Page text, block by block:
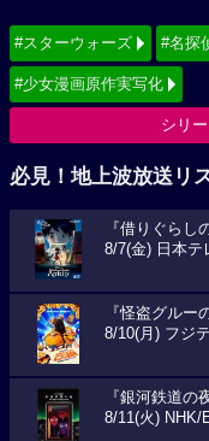
#スターウォーズ #名探
#少女漫画原作実写化
シリ
必見！地上波放送リ
『借りぐらし
8/7(金) 日本テ
『怪盗グルー
8/10(月) フジ
『銀河鉄道の
8/11(火) NHK/